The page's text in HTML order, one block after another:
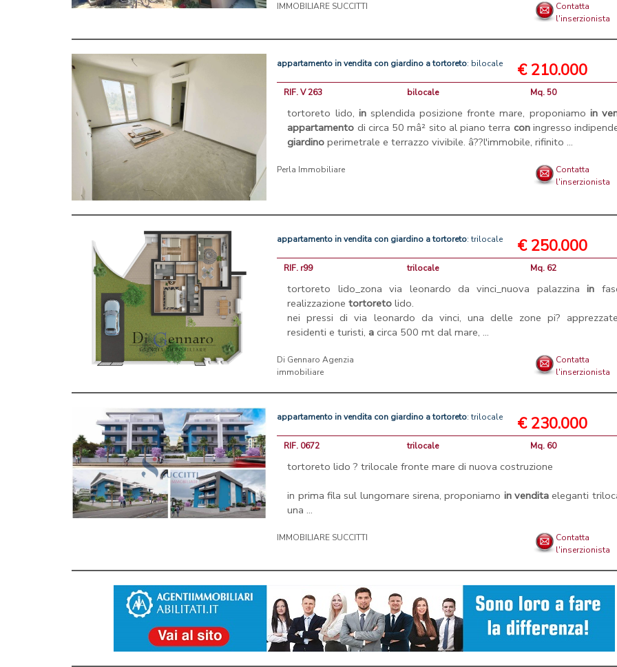
IMMOBILIARE SUCCITTI
Contatta
l'inserzionista
appartamento in vendita con giardino a tortoreto: bilocale € 210.000
RIF. V 263 bilocale Mq. 50
tortoreto lido, insplendida posizione fronte mare, proponiamo in
appartamento di circa 50 mâ² sito al piano terra coningresso
giardino perimetrale e terrazzo vivibile. â??l'immobile, rifinito ...
Perla Immobiliare
Contatta
l'inserzionista
appartamento in vendita con giardino a tortoreto: trilocale € 250.000
RIF. r99 trilocale Mq. 62
tortoreto lido_zona via leonardo da vinci_nuova palazzinain
realizzazionetortoreto lido.
nei pressi di via leonardo da vinci, una delle zone pi?
residenti e turisti, a circa 500 mt dal mare, ...
Di Gennaro Agenzia
immobiliare
Contatta
l'inserzionista
appartamento in vendita con giardino a tortoreto: trilocale € 230.000
RIF. 0672 trilocale Mq. 60
tortoreto lido ? trilocale fronte mare di nuova costruzione
in prima fila sul lungomare sirena, proponiamo in vendita eleganti
una ...
IMMOBILIARE SUCCITTI
Contatta
l'inserzionista